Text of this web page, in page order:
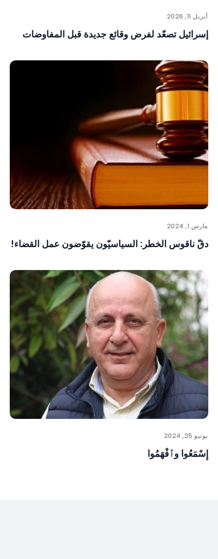
أبريل 11, 2026
إسرائيل تصعّد لفرض وقائع جديدة قبل المفاوضات
مارس 1, 2024
دقّ ناقوس الخطر: السياسيّون يقوّضون عمل القضاء!
يونيو 25, 2024
إِسْمَعُوا وٱفْهَمُوا